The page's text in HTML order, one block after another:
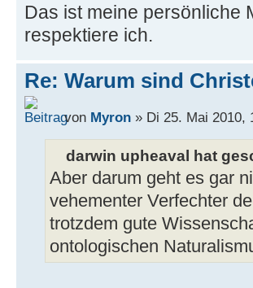
Das ist meine persönliche
respektiere ich.
Re: Warum sind
von Myron » Di 25. Mai 2010,
darwin upheaval hat
Aber darum geht es gar
vehementer Verfechter
trotzdem gute
ontologischen